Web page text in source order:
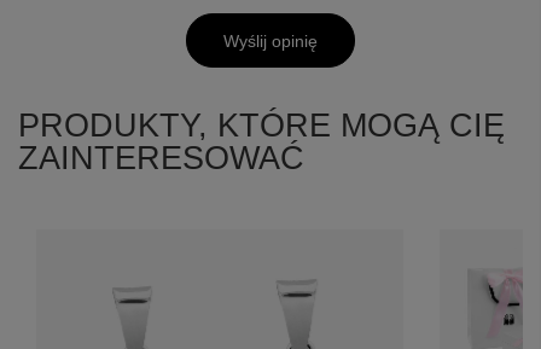
Wyślij opinię
PRODUKTY, KTÓRE MOGĄ CIĘ
ZAINTERESOWAĆ